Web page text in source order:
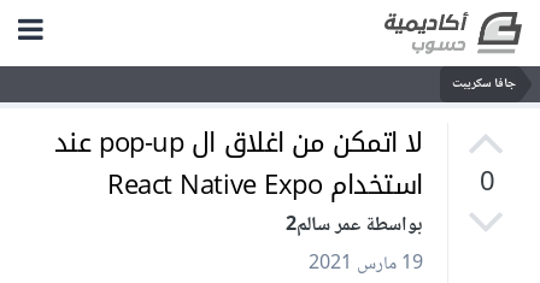
جافا سكريبت
0
لا اتمكن من اغلاق ال pop-up عند
استخدام React Native Expo
بواسطة عمر سالم2
19 مارس 2021